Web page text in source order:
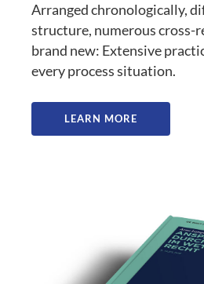
Arranged chronologically,
structure, numerous cross-
brand new: Extensive
every process situation.
LEARN MORE